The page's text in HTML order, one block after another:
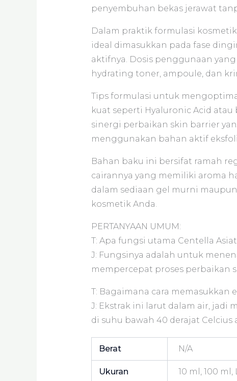
penyembuhan bekas jerawat
Dalam praktik formulasi
ideal dimasukkan pada fase
aktifnya. Dosis penggunaan
hydrating toner, ampoule, dan
Tips formulasi untuk
kuat seperti Hyaluronic Acid
sinergi perbaikan skin barrier
menggunakan bahan aktif
Bahan baku ini bersifat ramah
cairannya yang memiliki aroma
dalam sediaan gel murni
kosmetik Anda.
PERTANYAAN UMUM:
T: Apa fungsi utama Centella
J: Fungsinya adalah untuk
mempercepat proses perbaikan
T: Bagaimana cara memasukkan
J: Ekstrak ini larut dalam air, jadi
di suhu bawah 40 derajat
Berat N/A
Ukuran 10 ml, 100 ml,